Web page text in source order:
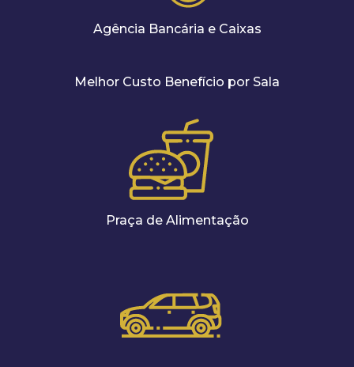
Agência Bancária e Caixas
Melhor Custo Benefício por Sala
Praça de Alimentação